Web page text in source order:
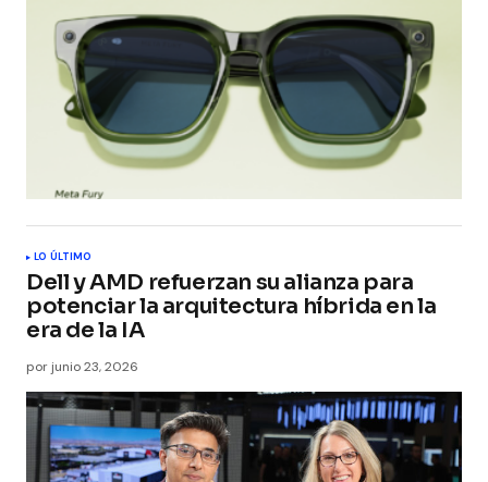
LO ÚLTIMO
Dell y AMD refuerzan su alianza para
potenciar la arquitectura híbrida en la
era de la IA
por junio 23, 2026